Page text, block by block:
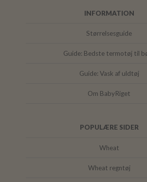
INFORMATION
Størrelsesguide
Guide: Bedste termotøj til
Guide: Vask af uldtøj
Om BabyRiget
POPULÆRE SIDER
Wheat
Wheat regntøj